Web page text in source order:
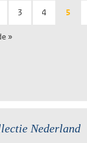
3 4 5
»
Nederland